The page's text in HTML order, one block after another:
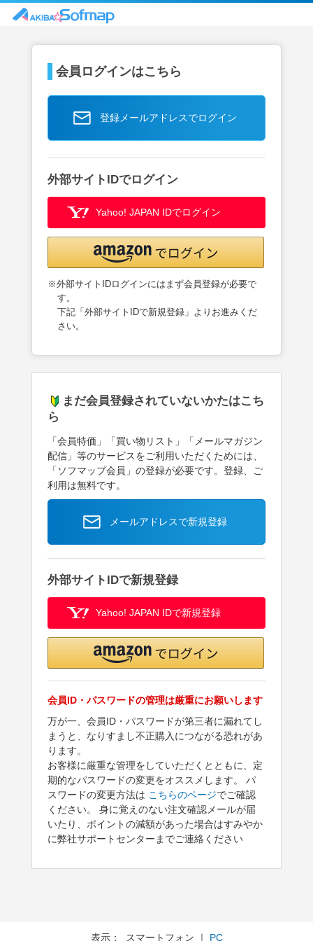
会員ログインはこちら
登録メールアドレスでログイン
外部サイトIDでログイン
Yahoo! JAPAN IDでログイン
※外部サイトIDログインにはまず会員登録が必要で
す。
下記「外部サイトIDで新規登録」よりお進みくだ
さい。
まだ会員登録されていないかたはこち
ら
「会員特価」「買い物リスト」「メールマガジン
配信」等のサービスをご利用いただくためには、
「ソフマップ会員」の登録が必要です。登録、ご
利用は無料です。
メールアドレスで新規登録
外部サイトIDで新規登録
Yahoo! JAPAN IDで新規登録
会員ID・パスワードの管理は厳重にお願いします
万が一、会員ID・パスワードが第三者に漏れてし
まうと、なりすまし不正購入につながる恐れがあ
ります。
お客様に厳重な管理をしていただくとともに、定
期的なパスワードの変更をオススメします。 パ
スワードの変更方法は こちらのページでご確認
ください。 身に覚えのない注文確認メールが届
いたり、ポイントの減額があった場合はすみやか
に弊社サポートセンターまでご連絡ください
表示： スマートフォン ｜ PC